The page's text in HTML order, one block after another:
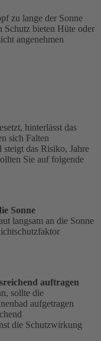
zu lange der Sonne
Schutz bieten Hüte oder
angenehmen
hinterlässt das
sich Falten
das Risiko, Jahre
Sie auf folgende
Sonne
langsam an die Sonne
auftragen
sollte die
aufgetragen
die Schutzwirkung